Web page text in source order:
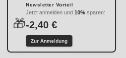
🎁
Newsletter Vorteil
Jetzt anmelden und 10% sparen:
-2,40 €
Zur Anmeldung